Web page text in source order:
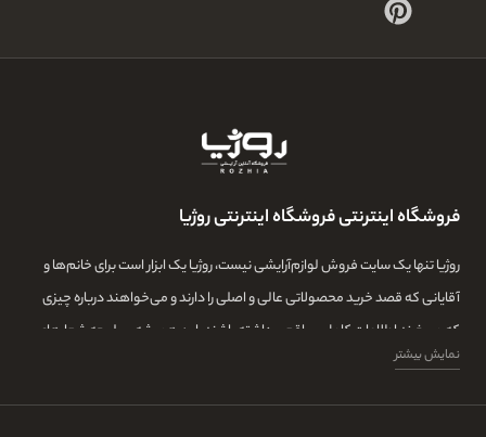
فروشگاه اینترنتی فروشگاه اینترنتی روژیا
روژیا تنها یک سایت فروش لوازم‌آرایشی نیست، روژیا یک ابزار است برای خانم‌ها و
آقایانی که قصد خرید محصولاتی عالی و اصلی را دارند و می‌خواهند درباره چیزی
که می‌خرند اطلاعات کامل و واقعی داشته باشند. این همیشه سرلوحه شعارهای
روژیا بوده و ما در این مجموعه تمامی تلاشمان این است که مشتری‌هایمان بتوانند
نمایش بیشتر